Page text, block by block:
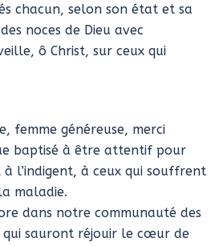
chacun, selon son état et sa
noces de Dieu avec
ô Christ, sur ceux qui
femme généreuse, merci
baptisé à être attentif pour
l’indigent, à ceux qui souffrent
maladie.
dans notre communauté des
sauront réjouir le cœur de